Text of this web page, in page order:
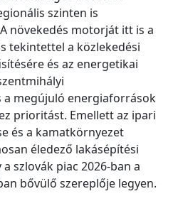
szinten is
növekedés motorját itt is a
tekintettel a közlekedési
és az energetikai
megújuló energiaforrások
prioritást. Emellett az ipari
és a kamatkörnyezet
éledező lakásépítési
szlovák piac 2026-ban a
bővülő szereplője legyen.